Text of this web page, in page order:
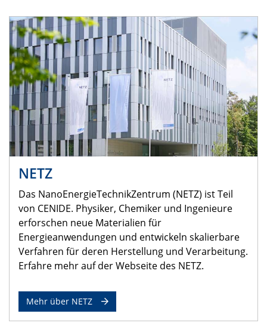
NETZ
Das NanoEnergieTechnikZentrum (NETZ) ist Teil
von CENIDE. Physiker, Chemiker und Ingenieure
erforschen neue Materialien für
Energieanwendungen und entwickeln skalierbare
Verfahren für deren Herstellung und Verarbeitung.
Erfahre mehr auf der Webseite des NETZ.
Mehr über NETZ